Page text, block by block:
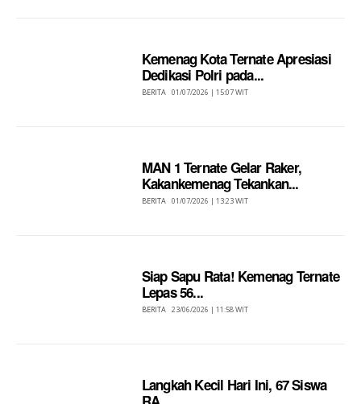
Kemenag Kota Ternate Apresiasi
Dedikasi Polri pada...
BERITA 01/07/2026 | 15:07 WIT
MAN 1 Ternate Gelar Raker,
Kakankemenag Tekankan...
BERITA 01/07/2026 | 13:23 WIT
Siap Sapu Rata! Kemenag Ternate
Lepas 56...
BERITA 23/06/2026 | 11:58 WIT
Langkah Kecil Hari Ini, 67 Siswa